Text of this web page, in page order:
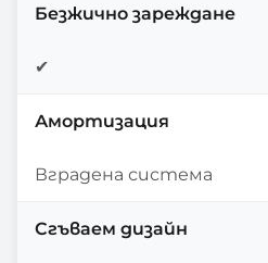
Безжично зареждане
✔
Амортизация
Вградена система
Сгъваем дизайн